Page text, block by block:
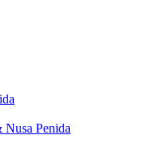
Nusa Penida